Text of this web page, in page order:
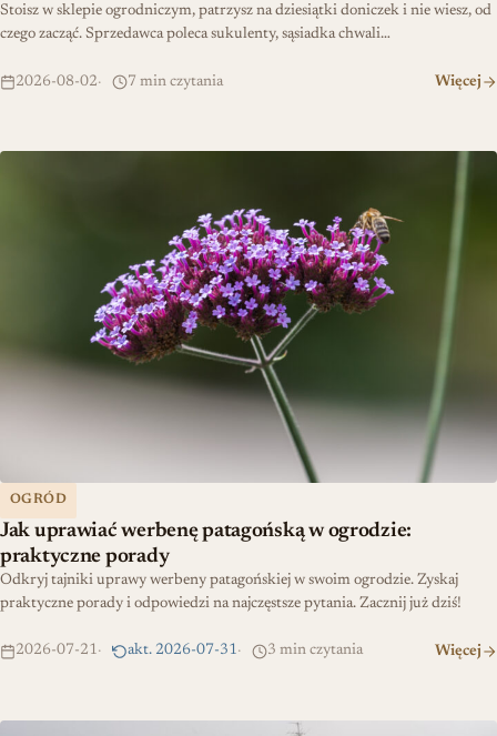
Stoisz w sklepie ogrodniczym, patrzysz na dziesiątki doniczek i nie wiesz, od
czego zacząć. Sprzedawca poleca sukulenty, sąsiadka chwali…
2026-08-02 7 min czytania Więcej
OGRÓD
Jak uprawiać werbenę patagońską w ogrodzie:
praktyczne porady
Odkryj tajniki uprawy werbeny patagońskiej w swoim ogrodzie. Zyskaj
praktyczne porady i odpowiedzi na najczęstsze pytania. Zacznij już dziś!
2026-07-21 akt. 2026-07-31 3 min czytania Więcej